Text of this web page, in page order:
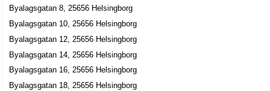
Byalagsgatan 8, 25656 Helsingborg
Byalagsgatan 10, 25656 Helsingborg
Byalagsgatan 12, 25656 Helsingborg
Byalagsgatan 14, 25656 Helsingborg
Byalagsgatan 16, 25656 Helsingborg
Byalagsgatan 18, 25656 Helsingborg